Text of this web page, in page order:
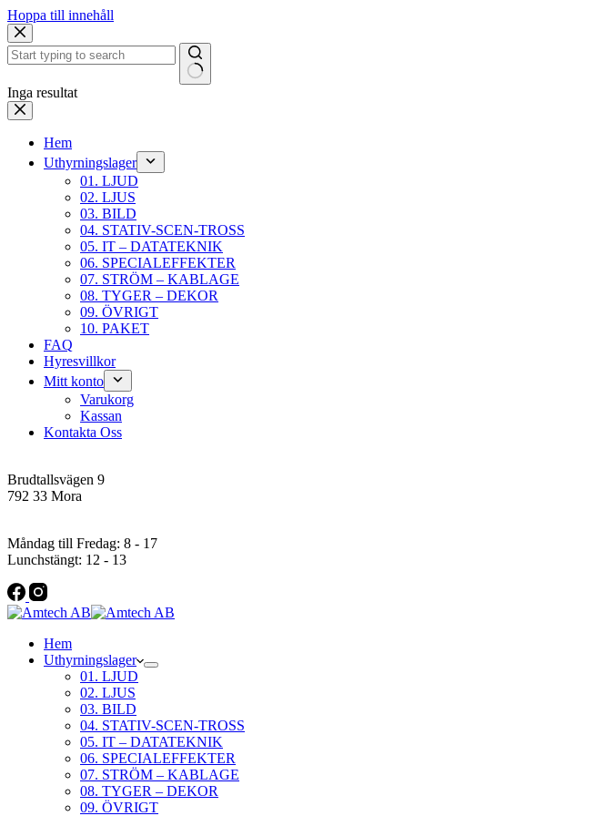
Hoppa till innehåll
Inga resultat
Hem
Uthyrningslager
01. LJUD
02. LJUS
03. BILD
04. STATIV-SCEN-TROSS
05. IT – DATATEKNIK
06. SPECIALEFFEKTER
07. STRÖM – KABLAGE
08. TYGER – DEKOR
09. ÖVRIGT
10. PAKET
FAQ
Hyresvillkor
Mitt konto
Varukorg
Kassan
Kontakta Oss
Brudtallsvägen 9
792 33 Mora
Måndag till Fredag: 8 - 17
Lunchstängt: 12 - 13
Hem
Uthyrningslager
01. LJUD
02. LJUS
03. BILD
04. STATIV-SCEN-TROSS
05. IT – DATATEKNIK
06. SPECIALEFFEKTER
07. STRÖM – KABLAGE
08. TYGER – DEKOR
09. ÖVRIGT